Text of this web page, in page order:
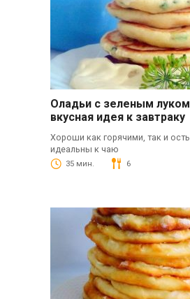
Оладьи с зеленым
вкусная идея к завтраку
Хороши как горячими, так и
идеальны к чаю
35 мин. 6